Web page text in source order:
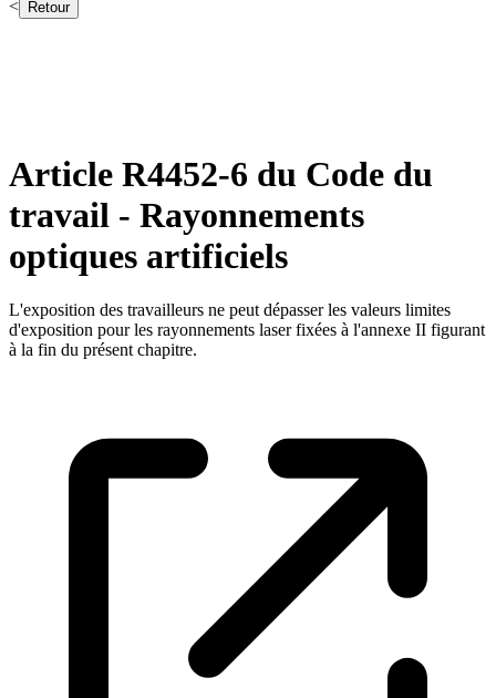
<
Retour
Article R4452-6 du Code du
travail - Rayonnements
optiques artificiels
L'exposition des travailleurs ne peut dépasser les valeurs limites
d'exposition pour les rayonnements laser fixées à l'annexe II figurant
à la fin du présent chapitre.